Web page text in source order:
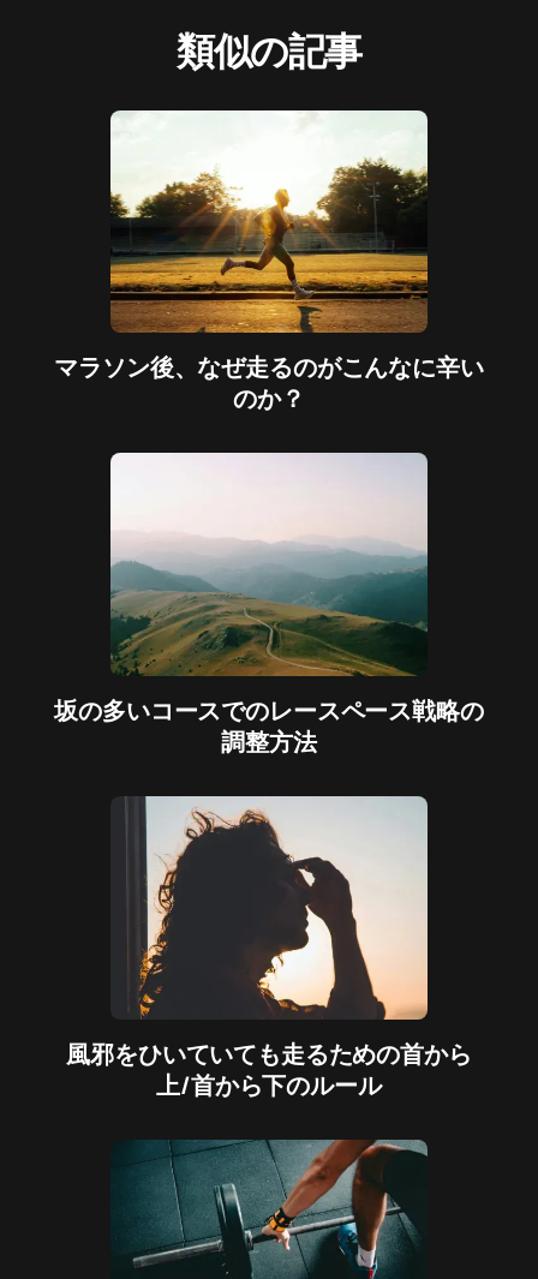
類似の記事
マラソン後、なぜ走るのがこんなに辛い
のか？
坂の多いコースでのレースペース戦略の
調整方法
風邪をひいていても走るための首から
上/首から下のルール